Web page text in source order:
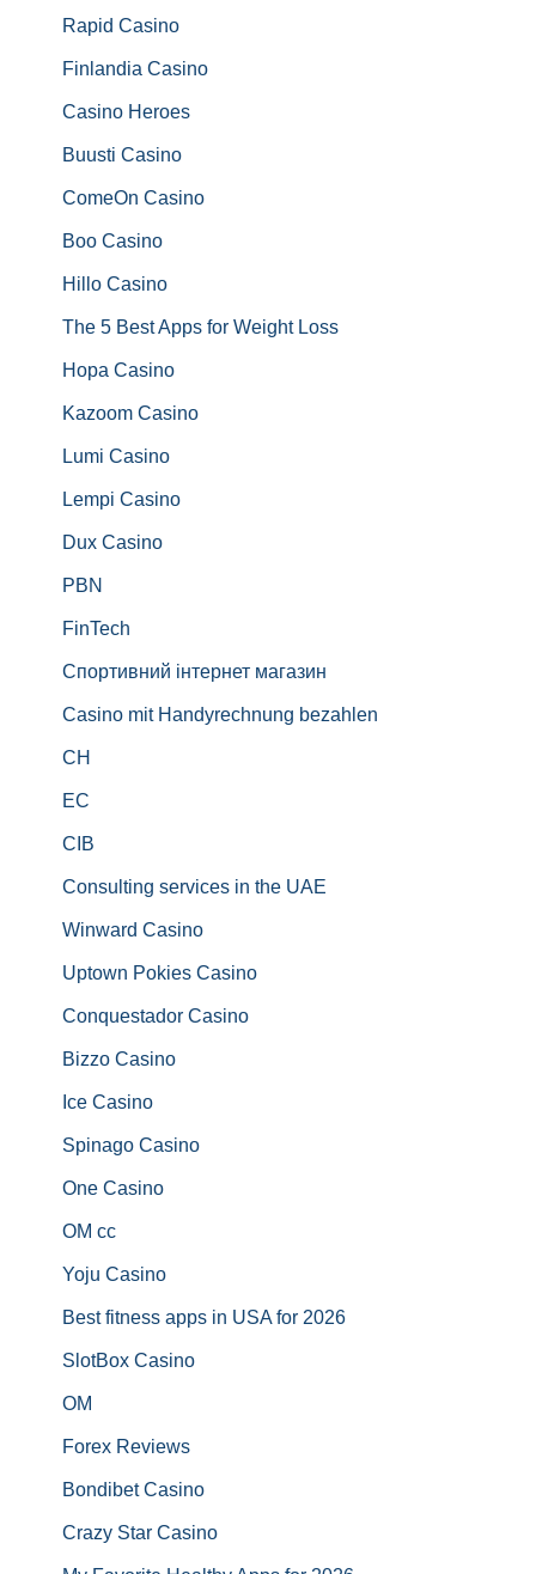
Rapid Casino
Finlandia Casino
Casino Heroes
Buusti Casino
ComeOn Casino
Boo Casino
Hillo Casino
The 5 Best Apps for Weight Loss
Hopa Casino
Kazoom Casino
Lumi Casino
Lempi Casino
Dux Casino
PBN
FinTech
Спортивний інтернет магазин
Casino mit Handyrechnung bezahlen
CH
EC
CIB
Consulting services in the UAE
Winward Casino
Uptown Pokies Casino
Conquestador Casino
Bizzo Casino
Ice Casino
Spinago Casino
One Casino
OM cc
Yoju Casino
Best fitness apps in USA for 2026
SlotBox Casino
OM
Forex Reviews
Bondibet Casino
Crazy Star Casino